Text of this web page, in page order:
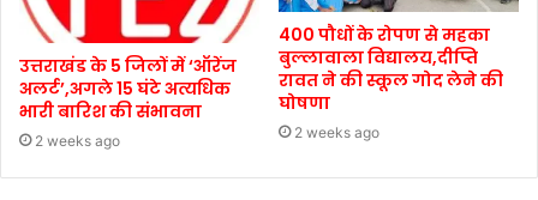
उत्तराखंड के 5 जिलों में ‘ऑरेंज
अलर्ट’,अगले 15 घंटे अत्यधिक
भारी बारिश की संभावना
2 weeks ago
400 पौधों के रोपण से महका
बुल्लावाला विद्यालय,दीप्ति
रावत ने की स्कूल गोद लेने की
घोषणा
2 weeks ago